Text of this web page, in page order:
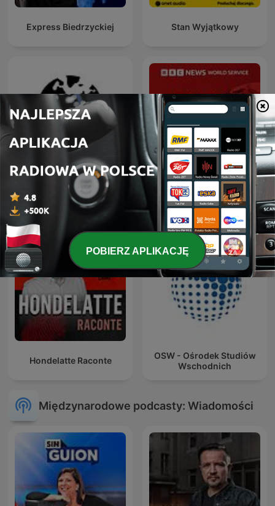
Express Biedrzyckiej Stan Wyjątkowy
Dział Zagraniczny Global News Podcast
Hondelatte Raconte
OSW - Ośrodek Studiów
Wschodnich
Międzynarodowe podcasty: Wiadomości
POBIERZ APLIKACJĘ